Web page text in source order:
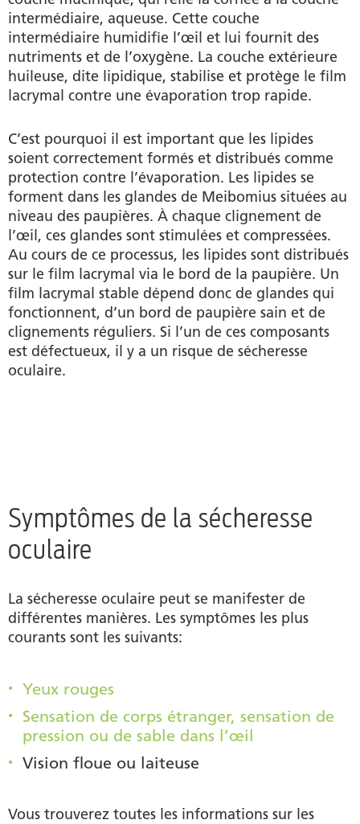
intermédiaire, aqueuse. Cette couche
intermédiaire humidifie l’œil et lui fournit des
nutriments et de l’oxygène. La couche extérieure
huileuse, dite lipidique, stabilise et protège le film
lacrymal contre une évaporation trop rapide.
C’est pourquoi il est important que les lipides
soient correctement formés et distribués comme
protection contre l’évaporation. Les lipides se
forment dans les glandes de Meibomius situées au
niveau des paupières. À chaque clignement de
l’œil, ces glandes sont stimulées et compressées.
Au cours de ce processus, les lipides sont distribués
sur le film lacrymal via le bord de la paupière. Un
film lacrymal stable dépend donc de glandes qui
fonctionnent, d’un bord de paupière sain et de
clignements réguliers. Si l’un de ces composants
est défectueux, il y a un risque de sécheresse
oculaire.
Symptômes de la sécheresse
oculaire
La sécheresse oculaire peut se manifester de
différentes manières. Les symptômes les plus
courants sont les suivants:
Yeux rouges
Sensation de corps étranger, sensation de
pression ou de sable dans l’œil
Vision floue ou laiteuse
Vous trouverez toutes les informations sur les